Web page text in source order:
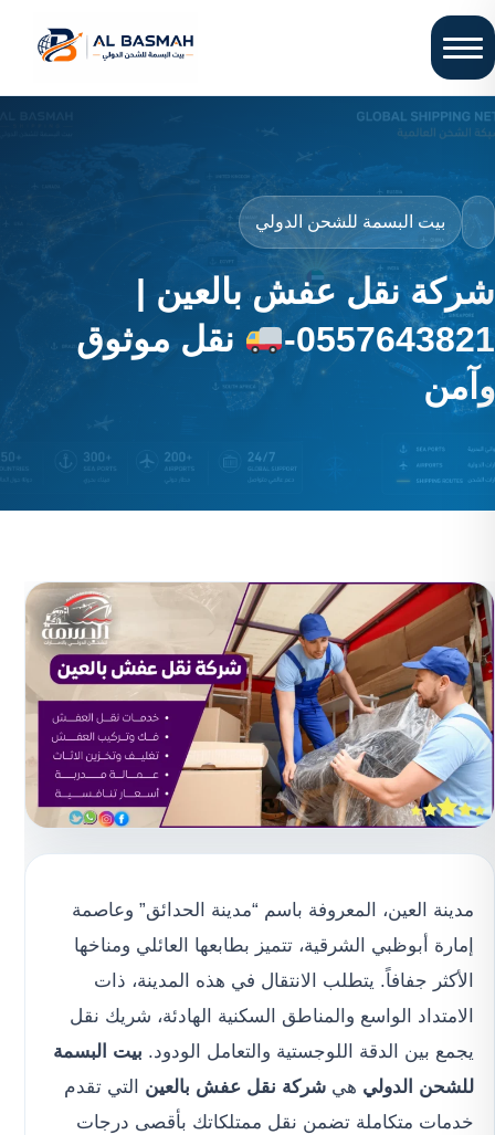
بيت البسمة للشحن الدولي
شركة نقل عفش بالعين |
0557643821-
نقل موثوق
وآمن
مدينة العين، المعروفة باسم “مدينة الحدائق” وعاصمة
إمارة أبوظبي الشرقية، تتميز بطابعها العائلي ومناخها
الأكثر جفافاً. يتطلب الانتقال في هذه المدينة، ذات
الامتداد الواسع والمناطق السكنية الهادئة، شريك نقل
يجمع بين الدقة اللوجستية والتعامل الودود. بيت البسمة
للشحن الدولي هي شركة نقل عفش بالعين التي تقدم
خدمات متكاملة تضمن نقل ممتلكاتك بأقصى درجات